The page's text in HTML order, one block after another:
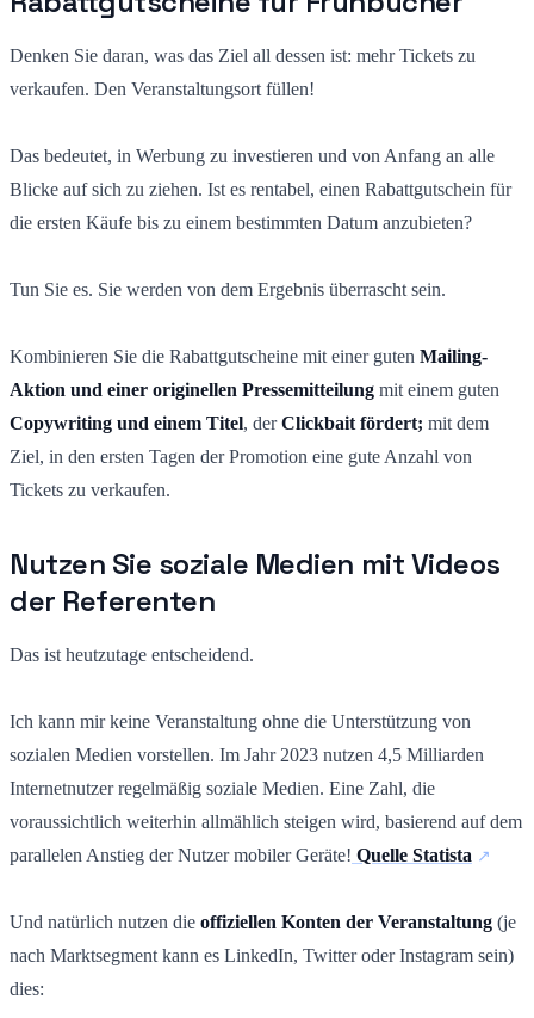
Denken Sie daran, was das Ziel all dessen ist: mehr Tickets zu
verkaufen. Den Veranstaltungsort füllen!
Das bedeutet, in Werbung zu investieren und von Anfang an alle
Blicke auf sich zu ziehen. Ist es rentabel, einen Rabattgutschein für
die ersten Käufe bis zu einem bestimmten Datum anzubieten?
Tun Sie es. Sie werden von dem Ergebnis überrascht sein.
Kombinieren Sie die Rabattgutscheine mit einer guten Mailing-
Aktion und einer originellen Pressemitteilung mit einem guten
Copywriting und einem Titel, derClickbait fördert; mit dem
Ziel, in den ersten Tagen der Promotion eine gute Anzahl von
Tickets zu verkaufen.
Nutzen Sie soziale Medien mit Videos
der Referenten
Das ist heutzutage entscheidend.
Ich kann mir keine Veranstaltung ohne die Unterstützung von
sozialen Medien vorstellen. Im Jahr 2023 nutzen 4,5 Milliarden
Internetnutzer regelmäßig soziale Medien. Eine Zahl, die
voraussichtlich weiterhin allmählich steigen wird, basierend auf dem
parallelen Anstieg der Nutzer mobiler Geräte! Quelle Statista
Und natürlich nutzen die offiziellen Konten der Veranstaltung (je
nach Marktsegment kann es LinkedIn, Twitter oder Instagram sein)
dies: